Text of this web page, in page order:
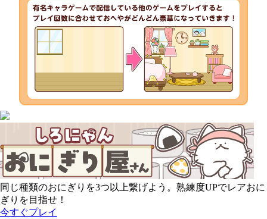
同じ種類のおにぎりを3つ以上繋げよう。熟練度UPでレアおに
ぎりを目指せ！
今すぐプレイ